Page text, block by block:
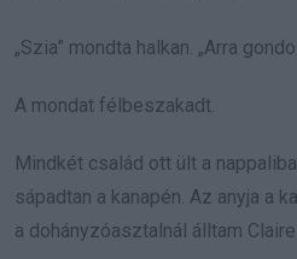
„Szia” mondta halkan. „Arra
A mondat félbeszakadt.
Mindkét család ott ült a
sápadtan a kanapén. Az anyja a
a dohányzóasztalnál álltam